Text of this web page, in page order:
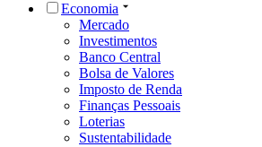
Economia
Mercado
Investimentos
Banco Central
Bolsa de Valores
Imposto de Renda
Finanças Pessoais
Loterias
Sustentabilidade